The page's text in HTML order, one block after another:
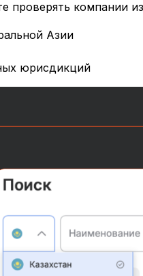
проверять компании
Азии
юрисдикций